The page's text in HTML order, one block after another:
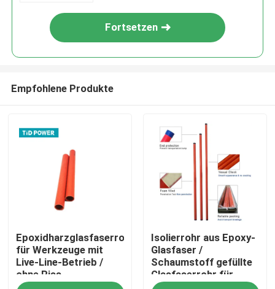
Fortsetzen
Empfohlene Produkte
Epoxidharzglasfaserrohr
für Werkzeuge mit
Live-Line-Betrieb /
ohne Riss
Isolierrohr aus Epoxy-
Glasfaser /
Schaumstoff gefüllte
Glasfaserrohr für